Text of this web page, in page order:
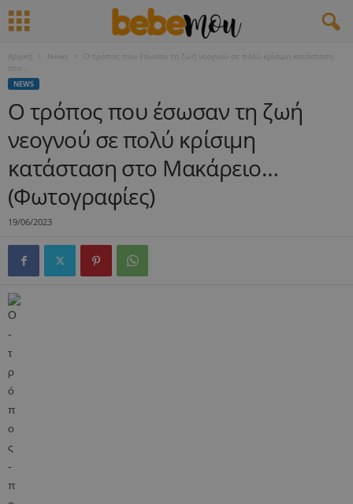
Αρχική News
Ο τρόπος που έσωσαν τη ζωή νεογνού σε πολύ κρίσιμη κατάσταση
στο...
NEWS
Ο τρόπος που έσωσαν τη ζωή
νεογνού σε πολύ κρίσιμη
κατάσταση στο Μακάρειο…
(Φωτογραφίες)
19/06/2023